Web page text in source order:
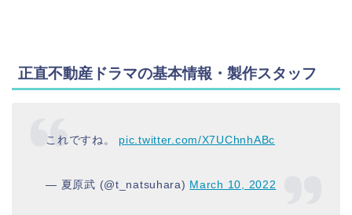
正直不動産ドラマの基本情報・製作スタッフ
これですね。 pic.twitter.com/X7UChnhABc
— 夏原武 (@t_natsuhara) March 10, 2022